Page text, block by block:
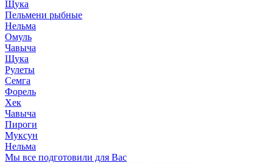
Щука
Пельмени рыбные
Нельма
Омуль
Чавыча
Щука
Рулеты
Семга
Форель
Хек
Чавыча
Пироги
Муксун
Нельма
Мы все подготовили для Вас